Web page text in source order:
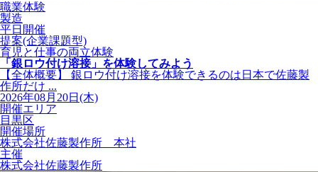
職業体験
製造
平日開催
提案(企業課題型)
育児と仕事の両立体験
「銀ロウ付け溶接」を体験してみよう
【全体概要】 銀ロウ付け溶接を体験できるのは日本で佐藤製
作所だけ ...
2026年08月20日(木)
開催エリア
目黒区
開催場所
株式会社佐藤製作所 本社
主催
株式会社佐藤製作所